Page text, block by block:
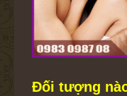
Đối tượng